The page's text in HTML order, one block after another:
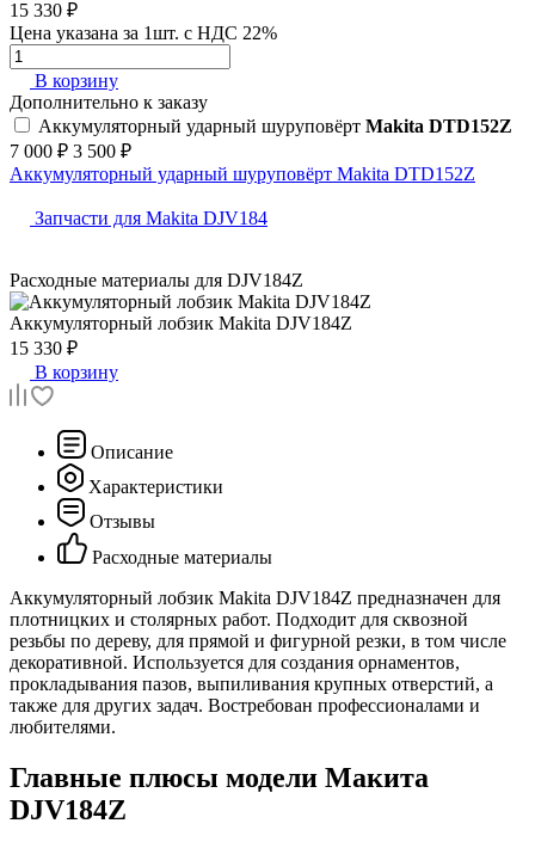
15 330 ₽
Цена указана за 1шт. с НДС 22%
В корзину
Дополнительно к заказу
Аккумуляторный ударный шуруповёрт Makita DTD152Z
7 000 ₽ 3 500 ₽
Аккумуляторный ударный шуруповёрт Makita DTD152Z
Запчасти для Makita DJV184
Расходные материалы для DJV184Z
Аккумуляторный лобзик Makita DJV184Z
15 330 ₽
В корзину
Описание
Характеристики
Отзывы
Расходные материалы
Аккумуляторный лобзик Makita DJV184Z предназначен для
плотницких и столярных работ. Подходит для сквозной
резьбы по дереву, для прямой и фигурной резки, в том числе
декоративной. Используется для создания орнаментов,
прокладывания пазов, выпиливания крупных отверстий, а
также для других задач. Востребован профессионалами и
любителями.
Главные плюсы модели Макита
DJV184Z